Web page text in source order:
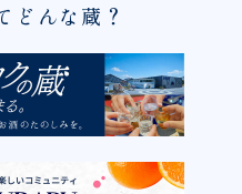
どんな蔵？